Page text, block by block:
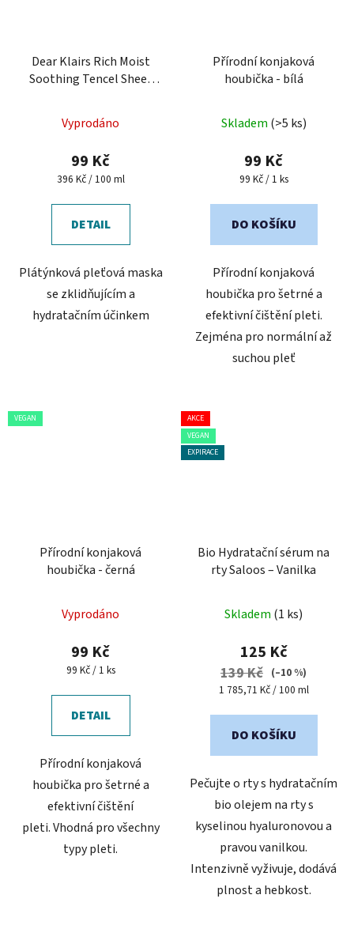
Dear Klairs Rich Moist
Soothing Tencel Sheet
pleťová maska
Vyprodáno
99 Kč
Měrná
396 Kč / 100 ml
DETAIL
Plátýnková pleťová maska
se zklidňujícím a
hydratačním účinkem
Přírodní konjaková
houbička - bílá
Skladem (>5 ks)
99 Kč
Měrná
99 Kč / 1 ks
DO KOŠÍKU
Přírodní konjaková
houbička pro šetrné a
efektivní čištění pleti.
Zejména pro normální až
suchou pleť
VEGAN
Přírodní konjaková
houbička - černá
Vyprodáno
99 Kč
Měrná
99 Kč / 1 ks
DETAIL
Přírodní konjaková
houbička pro šetrné a
efektivní čištění
pleti. Vhodná pro všechny
typy pleti.
AKCE
VEGAN
EXPIRACE
Bio Hydratační sérum na
rty Saloos – Vanilka
Skladem (1 ks)
125 Kč
139 Kč (–10 %)
Měrná
1 785,71 Kč / 100 ml
DO KOŠÍKU
Pečujte o rty s hydratačním
bio olejem na rty s
kyselinou hyaluronovou a
pravou vanilkou.
Intenzivně vyživuje, dodává
plnost a hebkost.